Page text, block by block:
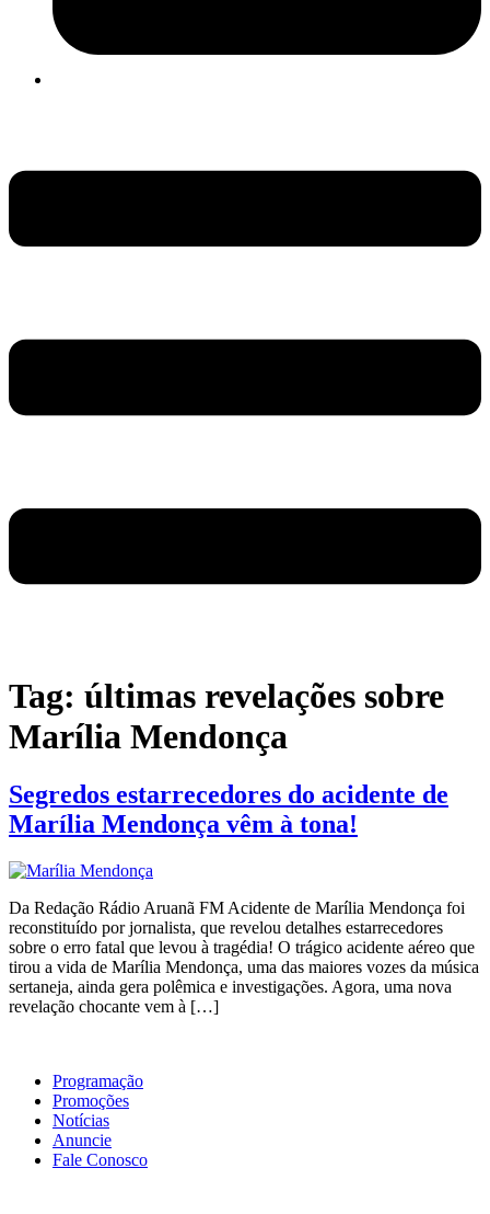
Tag: últimas revelações sobre
Marília Mendonça
Segredos estarrecedores do acidente de
Marília Mendonça vêm à tona!
Da Redação Rádio Aruanã FM Acidente de Marília Mendonça foi
reconstituído por jornalista, que revelou detalhes estarrecedores
sobre o erro fatal que levou à tragédia! O trágico acidente aéreo que
tirou a vida de Marília Mendonça, uma das maiores vozes da música
sertaneja, ainda gera polêmica e investigações. Agora, uma nova
revelação chocante vem à […]
Programação
Promoções
Notícias
Anuncie
Fale Conosco